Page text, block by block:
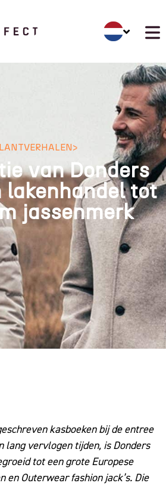
>
van Donders
lakenhandel tot
jassenmerk
kasboeken bij de entree
lang vervlogen tijden, is Donders
tot een grote Europese
en Outerwear fashion jack’s. Die